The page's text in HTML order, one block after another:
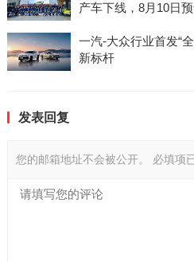
产车下线，8月10日
一汽-大众行业首发“
新标杆
发表回复
您的邮箱地址不会被公开。 必填项